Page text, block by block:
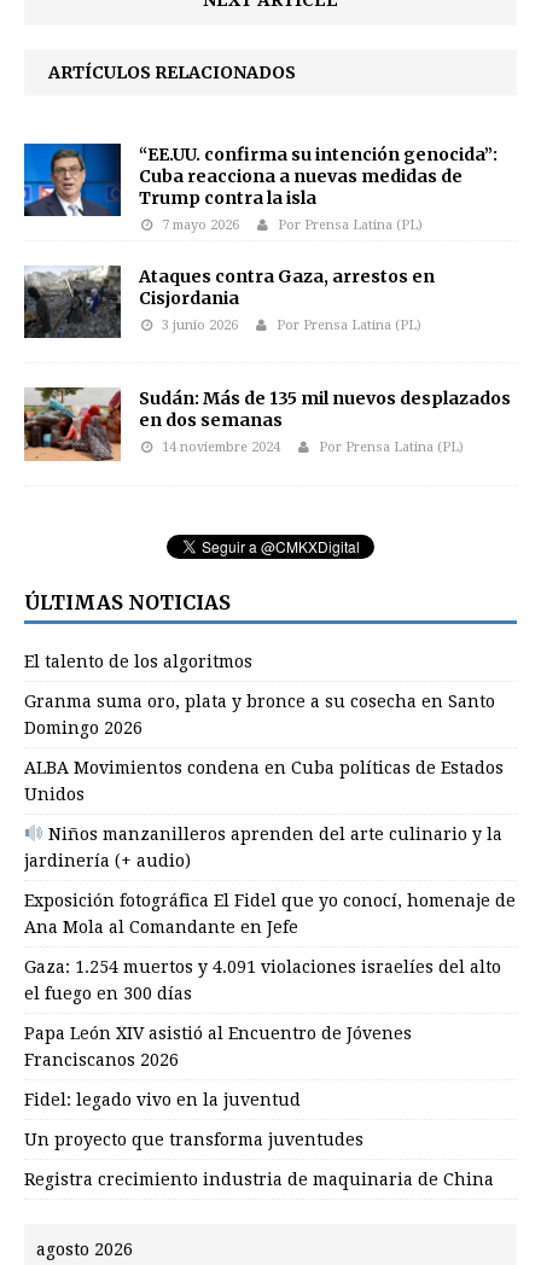
ARTÍCULOS RELACIONADOS
“EE.UU. confirma su intención genocida”:
Cuba reacciona a nuevas medidas de
Trump contra la isla
7 mayo 2026 Por Prensa Latina (PL)
Ataques contra Gaza, arrestos en
Cisjordania
3 junio 2026 Por Prensa Latina (PL)
Sudán: Más de 135 mil nuevos desplazados
en dos semanas
14 noviembre 2024 Por Prensa Latina (PL)
ÚLTIMAS NOTICIAS
El talento de los algoritmos
Granma suma oro, plata y bronce a su cosecha en Santo
Domingo 2026
ALBA Movimientos condena en Cuba políticas de Estados
Unidos
Niños manzanilleros aprenden del arte culinario y la
jardinería (+ audio)
Exposición fotográfica El Fidel que yo conocí, homenaje de
Ana Mola al Comandante en Jefe
Gaza: 1.254 muertos y 4.091 violaciones israelíes del alto
el fuego en 300 días
Papa León XIV asistió al Encuentro de Jóvenes
Franciscanos 2026
Fidel: legado vivo en la juventud
Un proyecto que transforma juventudes
Registra crecimiento industria de maquinaria de China
agosto 2026